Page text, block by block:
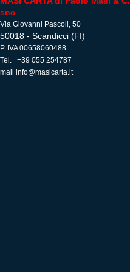
snc
Via Giovanni Pascoli, 50
50018 - Scandicci (FI)
P. IVA 00658060488
Tel. +39 055 254787
mail info@masicarta.it